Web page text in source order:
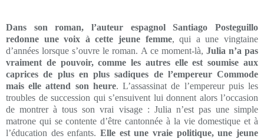
Dans son roman, l’auteur espagnol Santiago Posteguillo
redonne une voix à cette jeune femme, qui a une vingtaine
d’années lorsque s’ouvre le roman. A ce moment-là, Julia n’a pas
vraiment de pouvoir, comme les autres elle est soumise aux
caprices de plus en plus sadiques de l’empereur Commode
mais elle attend son heure. L’assassinat de l’empereur puis les
troubles de succession qui s’ensuivent lui donnent alors l’occasion
de montrer à tous son vrai visage : Julia n’est pas une simple
matrone qui se contente d’être cantonnée à la vie domestique et à
l’éducation des enfants. Elle est une vraie politique, une jeune